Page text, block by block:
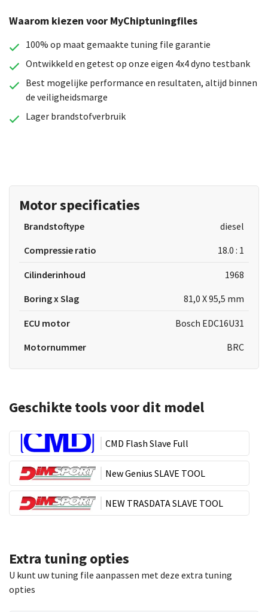
Op zoek naar een ander model?
Waarom kiezen voor MyChiptuningfiles
100% op maat gemaakte tuning file garantie
Ontwikkeld en getest op onze eigen 4x4 dyno testbank
Best mogelijke performance en resultaten, altijd binnen
de veiligheidsmarge
Lager brandstofverbruik
Motor specificaties
Brandstoftype
diesel
Compressie ratio
18.0 : 1
Cilinderinhoud
1968
Boring x Slag
81,0 X 95,5 mm
ECU motor
Bosch EDC16U31
Motornummer
BRC
Geschikte tools voor dit model
CMD Flash Slave Full
New Genius SLAVE TOOL
NEW TRASDATA SLAVE TOOL
Extra tuning opties
U kunt uw tuning file aanpassen met deze extra tuning
opties